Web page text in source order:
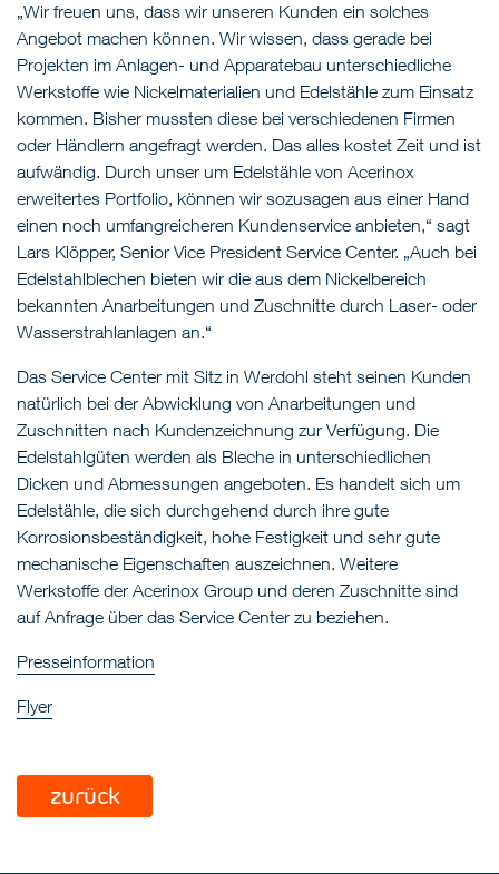
„Wir freuen uns, dass wir unseren Kunden ein solches
Angebot machen können. Wir wissen, dass gerade bei
Projekten im Anlagen- und Apparatebau unterschiedliche
Werkstoffe wie Nickelmaterialien und Edelstähle zum Einsatz
kommen. Bisher mussten diese bei verschiedenen Firmen
oder Händlern angefragt werden. Das alles kostet Zeit und ist
aufwändig. Durch unser um Edelstähle von Acerinox
erweitertes Portfolio, können wir sozusagen aus einer Hand
einen noch umfangreicheren Kundenservice anbieten,“ sagt
Lars Klöpper, Senior Vice President Service Center. „Auch bei
Edelstahlblechen bieten wir die aus dem Nickelbereich
bekannten Anarbeitungen und Zuschnitte durch Laser- oder
Wasserstrahlanlagen an.“
Das Service Center mit Sitz in Werdohl steht seinen Kunden
natürlich bei der Abwicklung von Anarbeitungen und
Zuschnitten nach Kundenzeichnung zur Verfügung. Die
Edelstahlgüten werden als Bleche in unterschiedlichen
Dicken und Abmessungen angeboten. Es handelt sich um
Edelstähle, die sich durchgehend durch ihre gute
Korrosionsbeständigkeit, hohe Festigkeit und sehr gute
mechanische Eigenschaften auszeichnen. Weitere
Werkstoffe der Acerinox Group und deren Zuschnitte sind
auf Anfrage über das Service Center zu beziehen.
Presseinformation
Flyer
zurück